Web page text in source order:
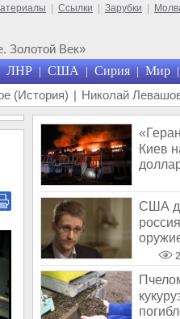
Ссылки Зарубки
Золотой Век»
ЛНР | США | Сирия | Мир |
(История) | Николай
Киев
США